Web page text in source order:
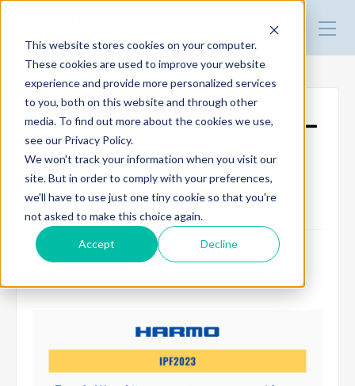
This website stores cookies on your computer.
These cookies are used to improve your website
experience and provide more personalized services
to you, both on this website and through other
media. To find out more about the cookies we use,
see our Privacy Policy.
We won't track your information when you visit our
site. But in order to comply with your preferences,
we'll have to use just one tiny cookie so that you're
not asked to make this choice again.
Accept Decline
改善事例
技術・製品情報
トータルリンク
デモ機の貸出
ピックアップ製品
IPF2023『お客様の悩みアンケー
ト』の結果と生産性向上
生産性を向上させたい
2023.12.28